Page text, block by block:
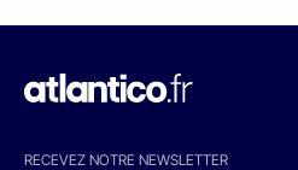
RECEVEZ NOTRE NEWSLETTER